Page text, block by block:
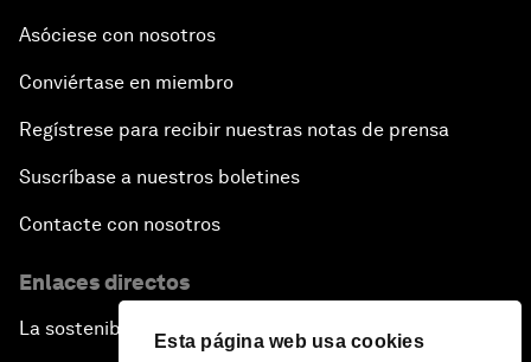
Esta página web usa cookies
Asóciese con nosotros
Conviértase en miembro
Regístrese para recibir nuestras notas de prensa
Suscríbase a nuestros boletines
Contacte con nosotros
Enlaces directos
La sostenibilidad en el Foro